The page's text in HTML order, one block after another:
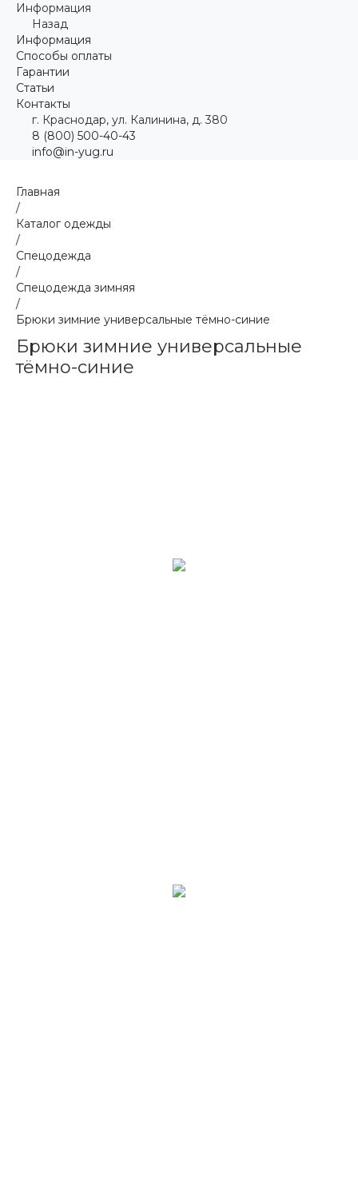
Информация
Назад
Информация
Способы оплаты
Гарантии
Статьи
Контакты
г. Краснодар, ул. Калинина, д. 380
8 (800) 500-40-43
info@in-yug.ru
Главная
/
Каталог одежды
/
Спецодежда
/
Спецодежда зимняя
/
Брюки зимние универсальные тёмно-синие
Брюки зимние универсальные
тёмно-синие